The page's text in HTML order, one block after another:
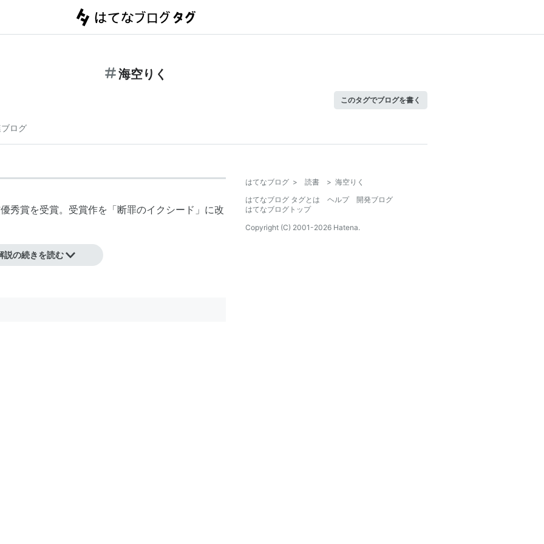
海空りく
このタグでブログを書く
ログ
秀賞を受賞。受賞作を「断罪のイクシード 」に改
説の続きを読む
はてなブログ > 読書 > 海空りく
はてなブログ タグとは
ヘルプ
開発ブログ
はてなブログトップ
Copyright (C) 2001-2026 Hatena.